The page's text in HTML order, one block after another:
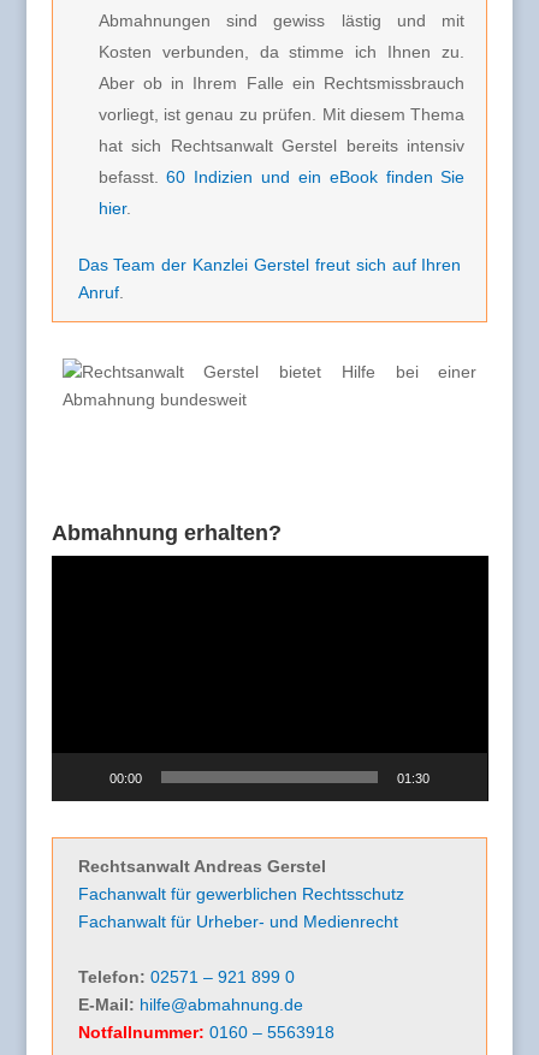
Abmahnungen sind gewiss lästig und mit
Kosten verbunden, da stimme ich Ihnen zu.
Aber ob in Ihrem Falle ein Rechtsmissbrauch
vorliegt, ist genau zu prüfen. Mit diesem Thema
hat sich Rechtsanwalt Gerstel bereits intensiv
befasst.60 Indizien und ein eBook finden Sie
hier.
Das Team der Kanzlei Gerstel freut sich auf Ihren
Anruf.
Abmahnung erhalten?
00:00 01:30
Rechtsanwalt Andreas Gerstel
Fachanwalt für gewerblichen Rechtsschutz
Fachanwalt für Urheber- und Medienrecht
Telefon: 02571 – 921 899 0
E-Mail: hilfe@abmahnung.de
Notfallnummer: 0160 – 5563918